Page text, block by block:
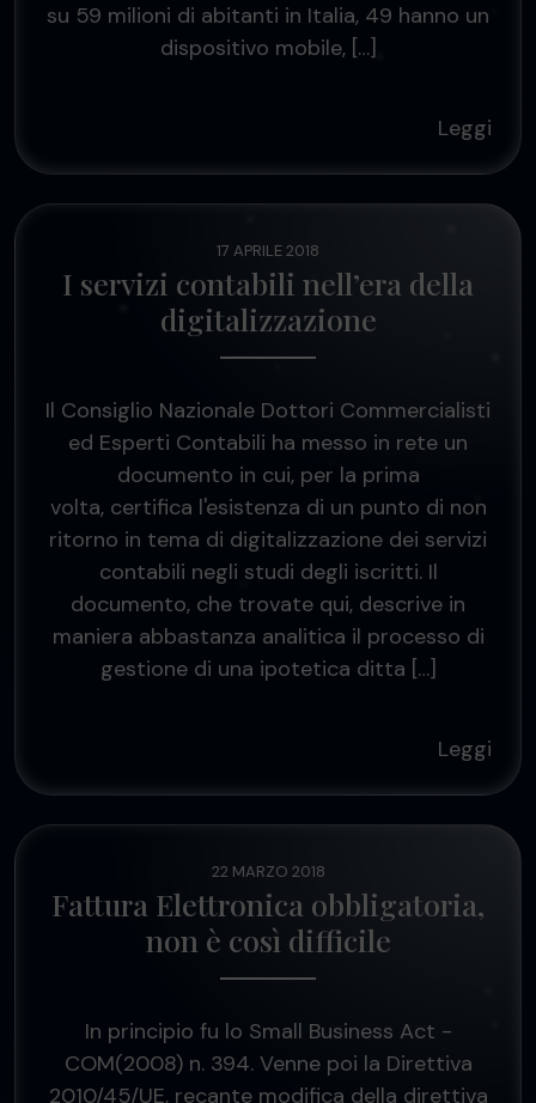
su 59 milioni di abitanti in Italia, 49 hanno un
dispositivo mobile, […]
Leggi
17 APRILE 2018
I servizi contabili nell’era della
digitalizzazione
Il Consiglio Nazionale Dottori Commercialisti
ed Esperti Contabili ha messo in rete un
documento in cui, per la prima
volta, certifica l'esistenza di un punto di non
ritorno in tema di digitalizzazione dei servizi
contabili negli studi degli iscritti. Il
documento, che trovate qui, descrive in
maniera abbastanza analitica il processo di
gestione di una ipotetica ditta […]
Leggi
22 MARZO 2018
Fattura Elettronica obbligatoria,
non è così difficile
In principio fu lo Small Business Act -
COM(2008) n. 394. Venne poi la Direttiva
2010/45/UE, recante modifica della direttiva